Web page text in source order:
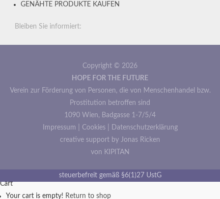
GENÄHTE PRODUKTE KAUFEN
Bleiben Sie informiert:
Copyright © 2026
HOPE FOR THE FUTURE
Verein zur Förderung von Personen, die von Menschenhandel bzw.
Prostitution betroffen sind
1090 Wien, Badgasse 1-7/5/4
Impressum
Cookies|
Datenschutzerklärung
creative support by Jonas Ricken
von KIPITAN
steuerbefreit gemäß §6(1)27 UstG
Cart
Your cart is empty! Return to shop